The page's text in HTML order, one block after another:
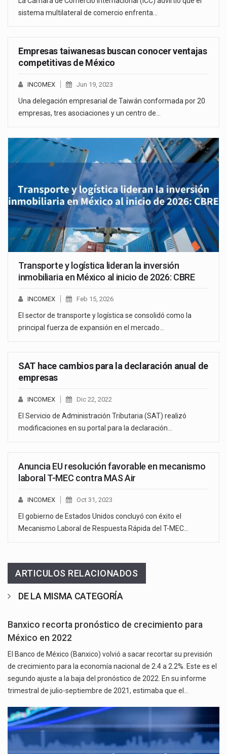
sistema multilateral de comercio enfrenta…
Empresas taiwanesas buscan conocer ventajas
competitivas de México
INCOMEX Jun 19, 2023
Una delegación empresarial de Taiwán conformada por 20
empresas, tres asociaciones y un centro de…
Transporte y logística lideran la inversión
inmobiliaria en México al inicio de 2026: CBRE
INCOMEX Feb 15, 2026
El sector de transporte y logística se consolidó como la
principal fuerza de expansión en el mercado…
SAT hace cambios para la declaración anual de
empresas
INCOMEX Dic 22, 2022
El Servicio de Administración Tributaria (SAT) realizó
modificaciones en su portal para la declaración…
Anuncia EU resolución favorable en mecanismo
laboral T-MEC contra MAS Air
INCOMEX Oct 31, 2023
El gobierno de Estados Unidos concluyó con éxito el
Mecanismo Laboral de Respuesta Rápida del T-MEC…
ARTICULOS RELACIONADOS
DE LA MISMA CATEGORÍA
Banxico recorta pronóstico de crecimiento para
México en 2022
El Banco de México (Banxico) volvió a sacar recortar su previsión
de crecimiento para la economía nacional de 2.4 a 2.2%. Este es el
segundo ajuste a la baja del pronóstico de 2022. En su informe
trimestral de julio-septiembre de 2021, estimaba que el…